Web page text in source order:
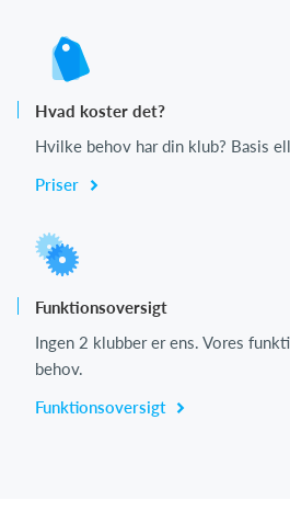
Hvad koster det?
Hvilke behov har din klub? Basis
Priser
Funktionsoversigt
Ingen 2 klubber er ens. Vores
behov.
Funktionsoversigt